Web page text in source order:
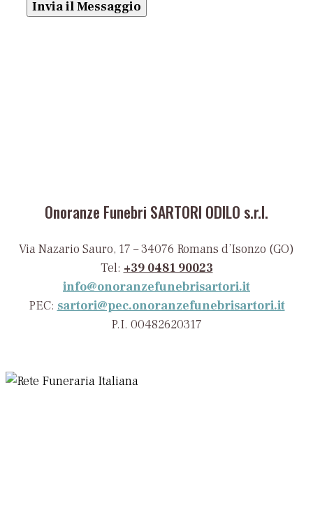
Onoranze Funebri SARTORI ODILO s.r.l.
Via Nazario Sauro, 17 – 34076 Romans d’Isonzo (GO)
Tel: +39 0481 90023
info@onoranzefunebrisartori.it
PEC: sartori@pec.onoranzefunebrisartori.it
P.I. 00482620317